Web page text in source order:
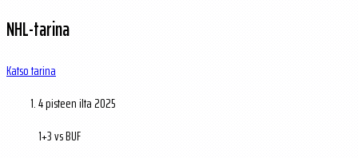
NHL-tarina
Katso tarina
4 pisteen ilta2025
1+3 vs BUF